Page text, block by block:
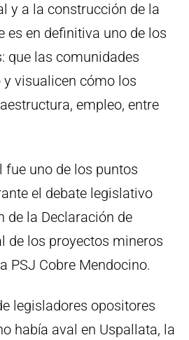
y a la construcción de la
es en definitiva uno de los
que las comunidades
y visualicen cómo los
empleo, entre
fue uno de los puntos
el debate legislativo
de la Declaración de
de los proyectos mineros
PSJ Cobre Mendocino.
legisladores opositores
había aval en Uspallata, la